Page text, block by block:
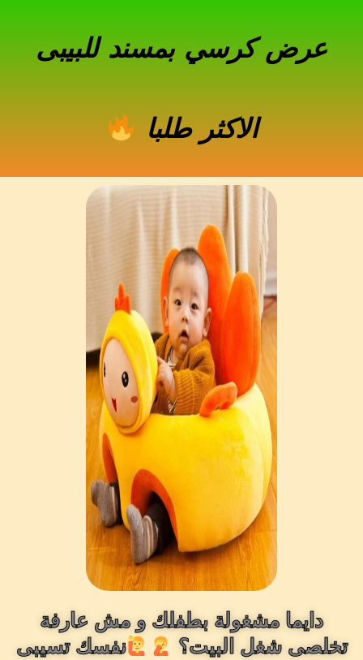
عرض كرسي بمسند للبيبى
الاكثر طلبا
دايما مشغولة بطفلك و مش عارفة
تخلصى شغل البيت؟
نفسك تسيبى